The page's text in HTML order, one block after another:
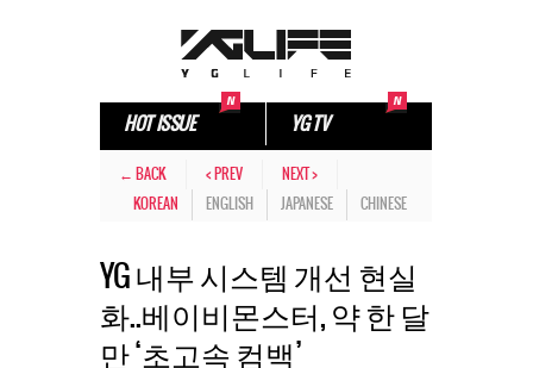
HOT ISSUE YG TV
← BACK < PREV
NEXT >
KOREAN
ENGLISH JAPANESE CHINESE
YG 내부 시스템 개선 현실
화..베이비몬스터, 약 한 달
만 ‘초고속 컴백’